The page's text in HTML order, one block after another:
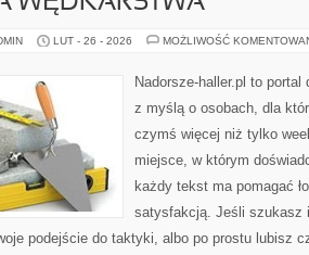
LUT - 26 - 2026 MOŻLIWOŚĆ
Nadorsze-haller.pl to portal
z myślą o osobach, dla
czymś więcej niż tylko
miejsce, w którym
każdy tekst ma pomagać
satysfakcją. Jeśli szukasz
podejście do taktyki, albo po prostu lubisz